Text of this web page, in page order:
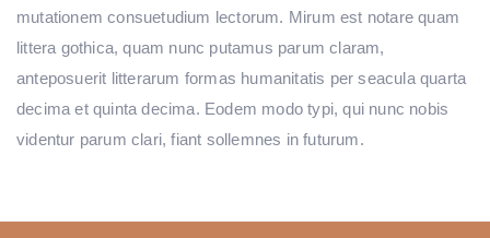
mutationem consuetudium lectorum. Mirum est notare quam
littera gothica, quam nunc putamus parum claram,
anteposuerit litterarum formas humanitatis per seacula quarta
decima et quinta decima. Eodem modo typi, qui nunc nobis
videntur parum clari, fiant sollemnes in futurum.